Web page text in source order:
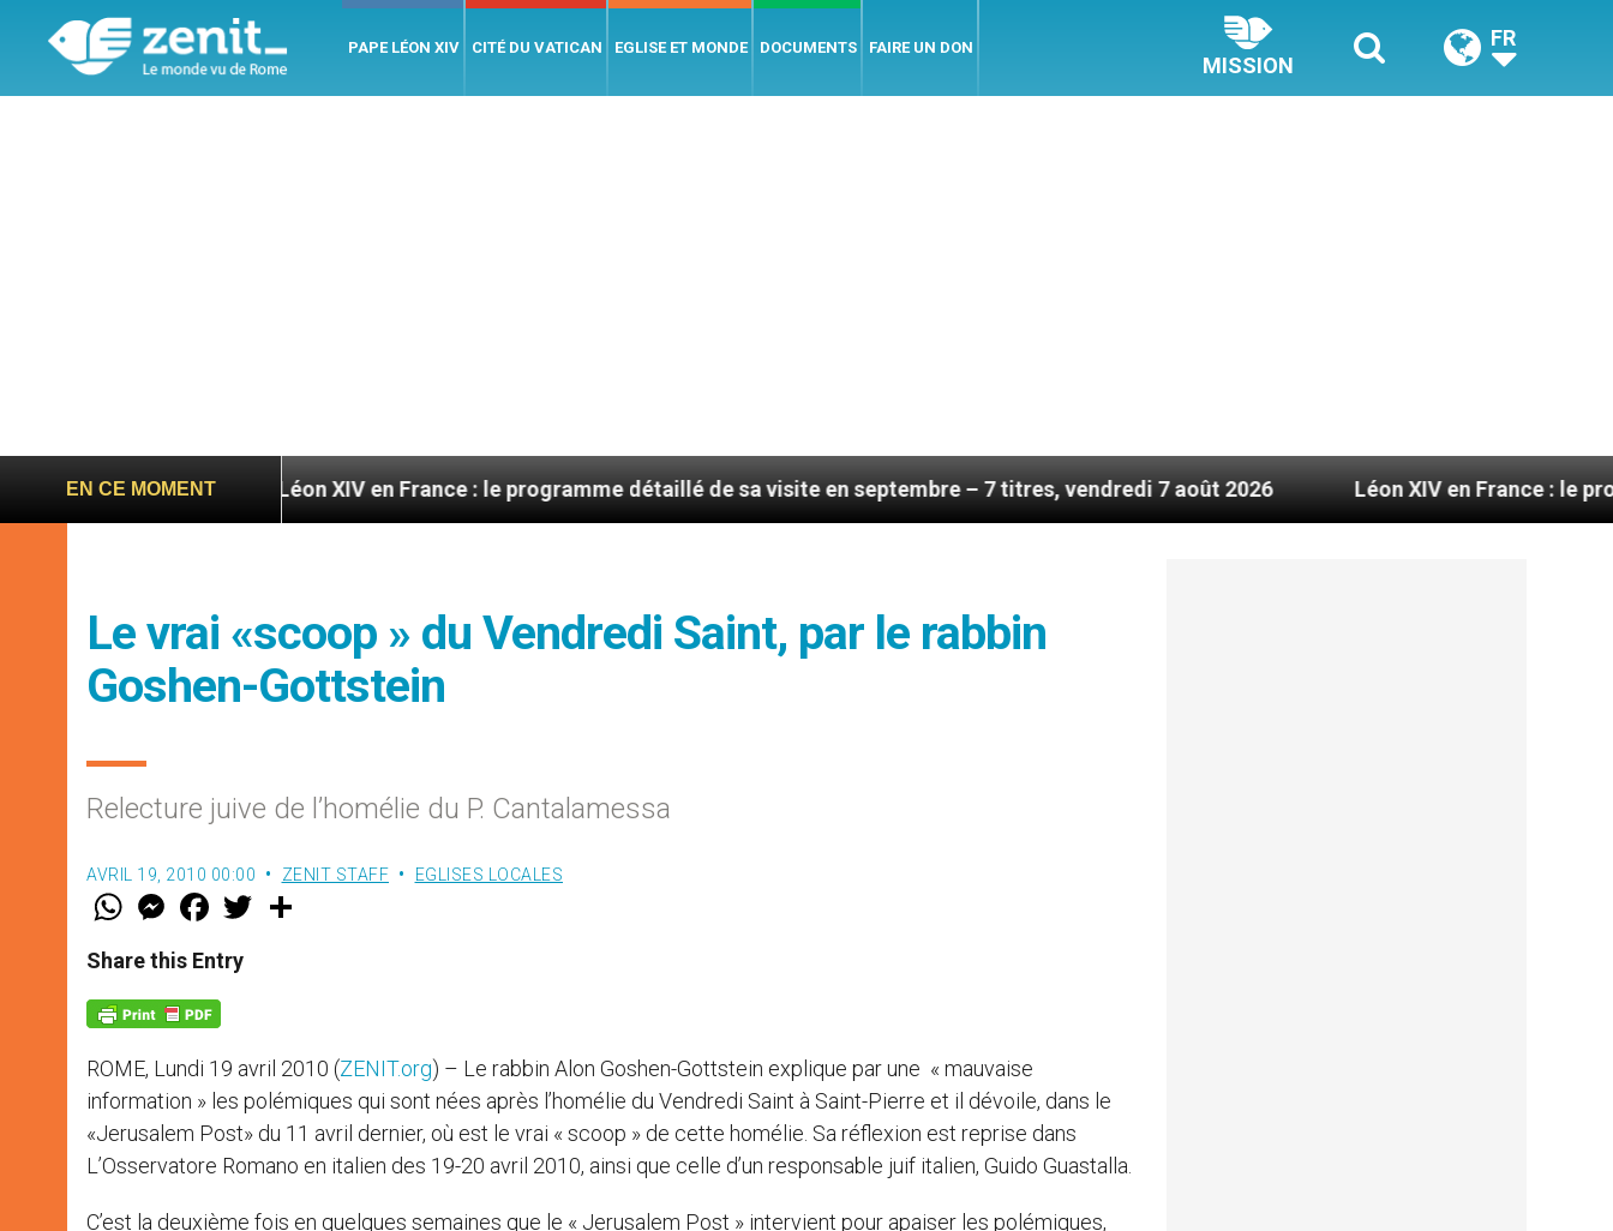
PAPE LÉON XIV CITÉ DU VATICAN EGLISE ET MONDE DOCUMENTS FAIRE UN DON
MISSION
FR
EN CE MOMENT
Léon XIV en France : le programme détaillé de sa visite en septembre – 7 titres, vendredi 7 août 2026 Léon XIV en France : le programme
Le vrai «scoop » du Vendredi Saint, par le rabbin
Goshen-Gottstein
Relecture juive de l’homélie du P. Cantalamessa
AVRIL 19, 2010 00:00 ZENIT STAFF EGLISES LOCALES
W
t
s
p
p
M
e
s
e
g
e
F
a
e
b
k
w
Share this Entry
ROME, Lundi 19 avril 2010 (ZENIT.org) – Le rabbin Alon Goshen-Gottstein explique par une « mauvaise
information » les polémiques qui sont nées après l’homélie du Vendredi Saint à Saint-Pierre et il dévoile, dans le
«Jerusalem Post» du 11 avril dernier, où est le vrai « scoop » de cette homélie. Sa réflexion est reprise dans
L’Osservatore Romano en italien des 19-20 avril 2010, ainsi que celle d’un responsable juif italien, Guido Guastalla.
C’est la deuxième fois en quelques semaines que le « Jerusalem Post » intervient pour apaiser les polémiques,